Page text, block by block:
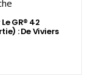
GR® 42
: De Viviers